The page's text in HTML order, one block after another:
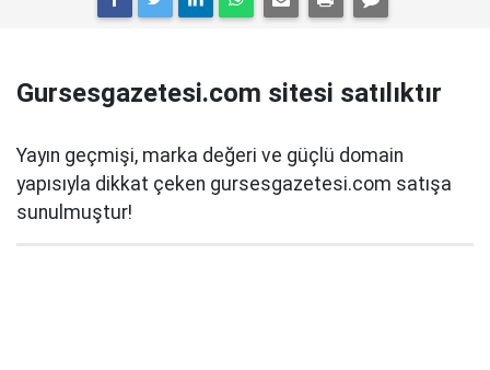
Gursesgazetesi.com sitesi satılıktır
Yayın geçmişi, marka değeri ve güçlü domain
yapısıyla dikkat çeken gursesgazetesi.com satışa
sunulmuştur!